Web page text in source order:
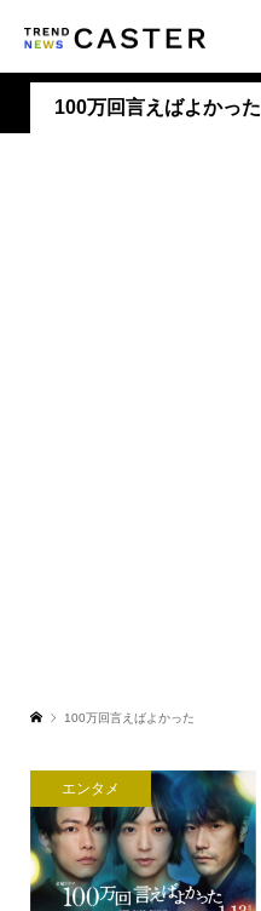
100万回言えばよかった
100万回言えばよかった
エンタメ